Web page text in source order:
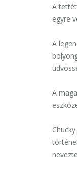
A
egyre
A
A
eszköz